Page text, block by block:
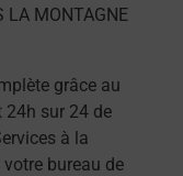
LA MONTAGNE
grâce au
sur 24 de
à la
bureau de